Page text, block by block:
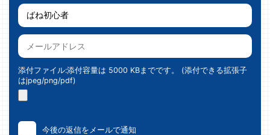
添付ファイル:添付容量は 5000 KBまでです。 (添付できる拡張子
はjpeg/png/pdf)
今後の返信をメールで通知